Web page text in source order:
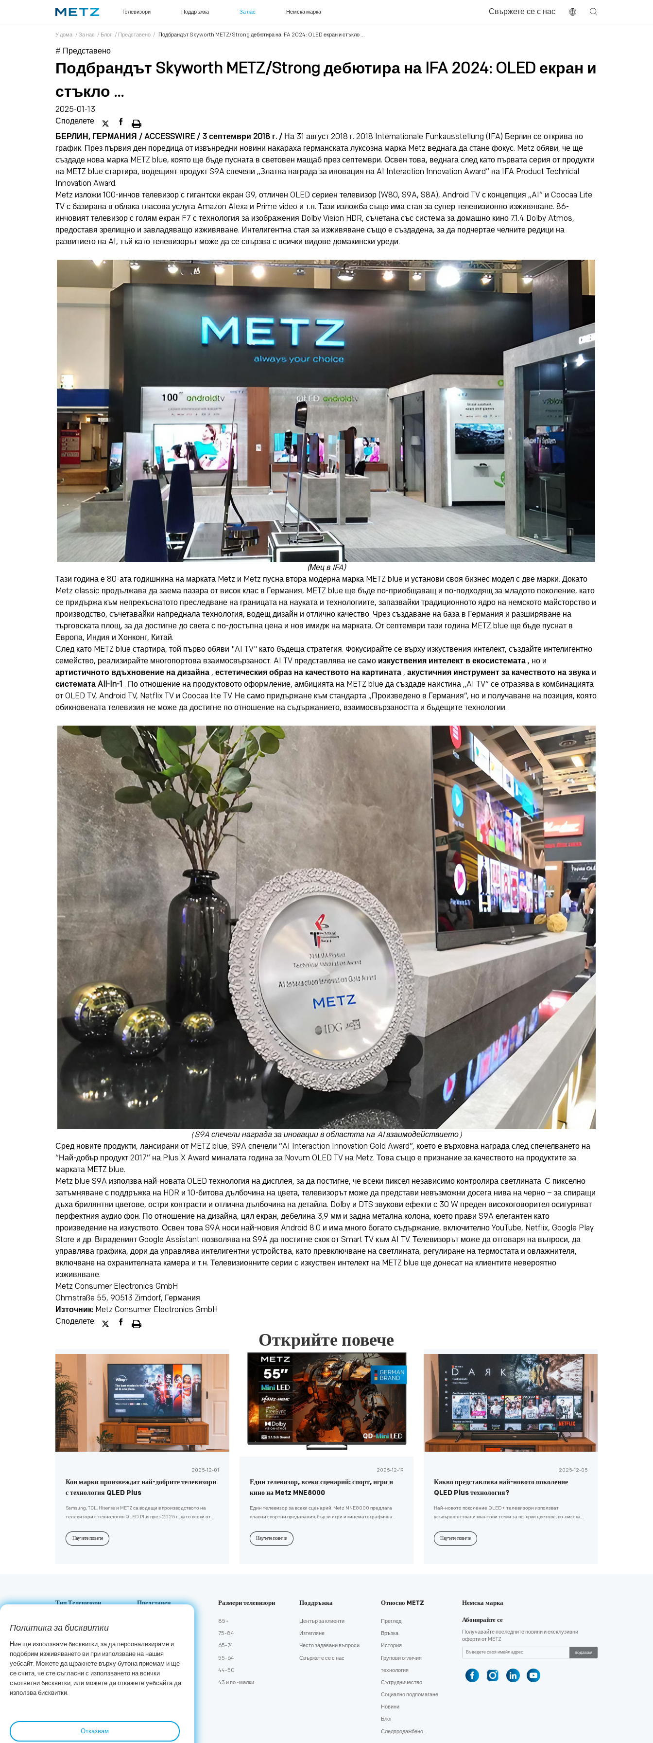
Teлевизори Поддръжка За нас Немска марка Свържете се с нас
У дома / За нас / Блог / Представено / Подбрандът Skyworth METZ/Strong дебютира на IFA 2024: OLED екран и стъкло ...
# Представено
Подбрандът Skyworth METZ/Strong дебютира на IFA 2024: OLED екран и
стъкло ...
2025-01-13
Споделете:
БЕРЛИН, ГЕРМАНИЯ / ACCESSWIRE / 3 септември 2018 г. / На 31 август 2018 г. 2018 Internationale Funkausstellung (IFA) Берлин се открива по
график. През първия ден поредица от извънредни новини накараха германската луксозна марка Metz веднага да стане фокус. Metz обяви, че ще
създаде нова марка METZ blue, която ще бъде пусната в световен мащаб през септември. Освен това, веднага след като първата серия от продукти
на METZ blue стартира, водещият продукт S9A спечели „Златна награда за иновация на AI Interaction Innovation Award“ на IFA Product Technical
Innovation Award.
Metz изложи 100-инчов телевизор с гигантски екран G9, отличен OLED сериен телевизор (W80, S9A, S8A), Android TV с концепция „AI“ и Coocaa Lite
TV с базирана в облака гласова услуга Amazon Alexa и Prime video и т.н. Тази изложба също има стая за супер телевизионно изживяване. 86-
инчовият телевизор с голям екран F7 с технология за изображения Dolby Vision HDR, съчетана със система за домашно кино 7.1.4 Dolby Atmos,
предоставя зрелищно и завладяващо изживяване. Интелигентна стая за изживяване също е създадена, за да подчертае челните редици на
развитието на AI, тъй като телевизорът може да се свързва с всички видове домакински уреди.
(Мец в IFA)
Тази година е 80-ата годишнина на марката Metz и Metz пусна втора модерна марка METZ blue и установи своя бизнес модел с две марки. Докато
Metz classic продължава да заема пазара от висок клас в Германия, METZ blue ще бъде по-приобщаващ и по-подходящ за младото поколение, като
се придържа към непрекъснатото преследване на границата на науката и технологиите, запазвайки традиционното ядро на немското майсторство и
производство, съчетавайки напреднала технология, водещ дизайн и отлично качество. Чрез създаване на база в Германия и разширяване на
търговската площ, за да достигне до света с по-достъпна цена и нов имидж на марката. От септември тази година METZ blue ще бъде пуснат в
Европа, Индия и Хонконг, Китай.
След като METZ blue стартира, той първо обяви "AI TV" като бъдеща стратегия. Фокусирайте се върху изкуствения интелект, създайте интелигентно
семейство, реализирайте многопортова взаимосвързаност. AI TV представлява не само изкуствения интелект в екосистемата , но и
артистичното вдъхновение на дизайна ,естетическия образ на качеството на картината ,акустичния инструмент за качеството на звука и
системата All-In-1 . По отношение на продуктовото оформление, амбицията на METZ blue да създаде наистина „AI TV“ се отразява в комбинацията
от OLED TV, Android TV, Netflix TV и Coocaa lite TV. Не само придържане към стандарта „Произведено в Германия“, но и получаване на позиция, която
обикновената телевизия не може да достигне по отношение на съдържанието, взаимосвързаността и бъдещите технологии.
（S9A спечели награда за иновации в областта на AI взаимодействието）
Сред новите продукти, лансирани от METZ blue, S9A спечели “AI Interaction Innovation Gold Award”, което е върховна награда след спечелването на
“Най-добър продукт 2017” на Plus X Award миналата година за Novum OLED TV на Metz. Това също е признание за качеството на продуктите за
марката METZ blue.
Metz blue S9A използва най-новата OLED технология на дисплея, за да постигне, че всеки пиксел независимо контролира светлината. С пикселно
затъмняване с поддръжка на HDR и 10-битова дълбочина на цвета, телевизорът може да представи невъзможни досега нива на черно – за спиращи
дъха брилянтни цветове, остри контрасти и отлична дълбочина на детайла. Dolby и DTS звукови ефекти с 30 W преден високоговорител осигуряват
перфектния аудио фон. По отношение на дизайна, цял екран, дебелина 3,9 мм и задна метална колона, което прави S9A елегантен като
произведение на изкуството. Освен това S9A носи най-новия Android 8.0 и има много богато съдържание, включително YouTube, Netflix, Google Play
Store и др. Вграденият Google Assistant позволява на S9A да постигне скок от Smart TV към AI TV. Телевизорът може да отговаря на въпроси, да
управлява графика, дори да управлява интелигентни устройства, като превключване на светлината, регулиране на термостата и овлажнителя,
включване на охранителната камера и т.н. Телевизионните серии с изкуствен интелект на METZ blue ще донесат на клиентите невероятно
изживяване.
Metz Consumer Electronics GmbH
Ohmstraße 55, 90513 Zirndorf, Германия
Източник: Metz Consumer Electronics GmbH
Споделете:
Открийте повече
2025-12-01
Кои марки произвеждат най-добрите телевизори
с технология QLED Plus
Samsung, TCL, Hisense и METZ са водещи в производството на
телевизори с технология QLED Plus през 2025 г., като всеки от
стойност за всяка зрителска нужда.
Научете повече
2025-12-19
Един телевизор, всеки сценарий: спорт, игри и
кино на Metz MNE8000
Един телевизор за всеки сценарий: Metz MNE8000 предлага
плавни спортни предавания, бързи игри и кинематографична
Научете повече
2025-12-05
Какво представлява най-новото поколение
QLED Plus технология?
Най-новото поколение QLED+ телевизори използват
усъвършенствани квантови точки за по-ярки цветове, по-висока
по-старите QLED модели.
Научете повече
Тип Телевизори
QLED+
4K LED
Представен
QLED+ TV
Eye Care TV
Размери телевизори
85+
75-84
65-74
55-64
44-50
43 и по -малки
Поддръжка
Център за клиенти
Изтегляне
Често задавани въпроси
Свържете се с нас
Относно METZ
Преглед
Връзка
История
Групови отличия
технология
Сътрудничество
Социално подпомагане
Новини
Блог
Следпродажбено
Немска марка
Абонирайте се
Получавайте последните новини и ексклузивни
оферти от METZ
подавам
Политика за бисквитки
Ние ще използваме бисквитки, за да персонализираме и
подобрим изживяването ви при използване на нашия
уебсайт. Можете да щракнете върху бутона приемам и ще
се счита, че сте съгласни с използването на всички
съответни бисквитки, или можете да откажете уебсайта да
използва бисквитки.
Отказвам